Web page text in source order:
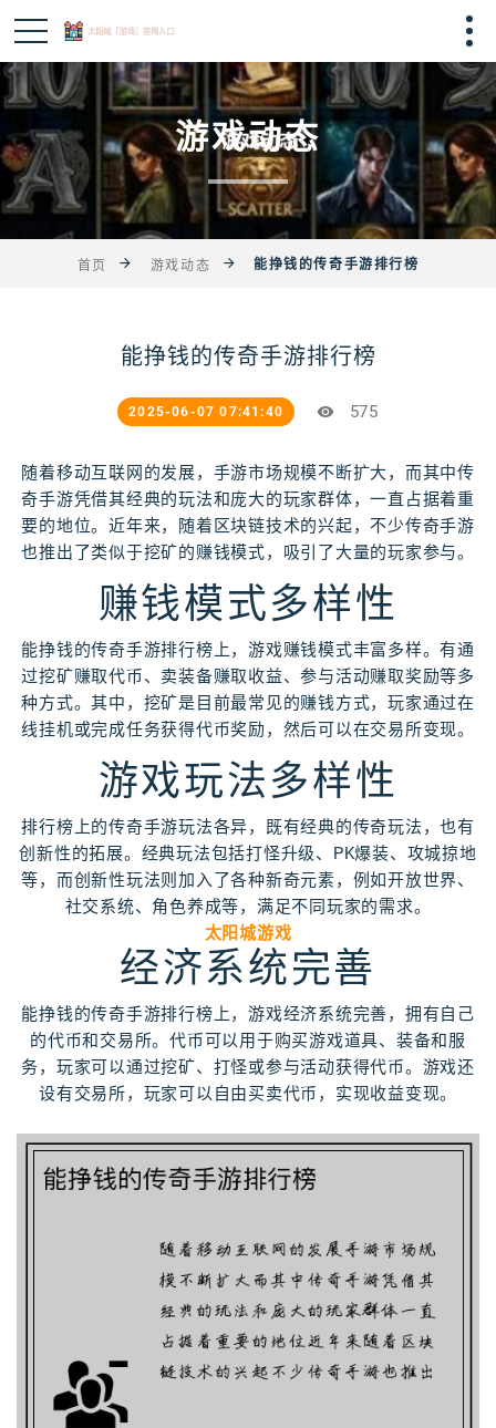
游戏动态
首页 游戏动态 能挣钱的传奇手游排行榜
能挣钱的传奇手游排行榜
2025-06-07 07:41:40 575
随着移动互联网的发展，手游市场规模不断扩大，而其中传
奇手游凭借其经典的玩法和庞大的玩家群体，一直占据着重
要的地位。近年来，随着区块链技术的兴起，不少传奇手游
也推出了类似于挖矿的赚钱模式，吸引了大量的玩家参与。
赚钱模式多样性
能挣钱的传奇手游排行榜上，游戏赚钱模式丰富多样。有通
过挖矿赚取代币、卖装备赚取收益、参与活动赚取奖励等多
种方式。其中，挖矿是目前最常见的赚钱方式，玩家通过在
线挂机或完成任务获得代币奖励，然后可以在交易所变现。
游戏玩法多样性
排行榜上的传奇手游玩法各异，既有经典的传奇玩法，也有
创新性的拓展。经典玩法包括打怪升级、PK爆装、攻城掠地
等，而创新性玩法则加入了各种新奇元素，例如开放世界、
社交系统、角色养成等，满足不同玩家的需求。
太阳城游戏
经济系统完善
能挣钱的传奇手游排行榜上，游戏经济系统完善，拥有自己
的代币和交易所。代币可以用于购买游戏道具、装备和服
务，玩家可以通过挖矿、打怪或参与活动获得代币。游戏还
设有交易所，玩家可以自由买卖代币，实现收益变现。